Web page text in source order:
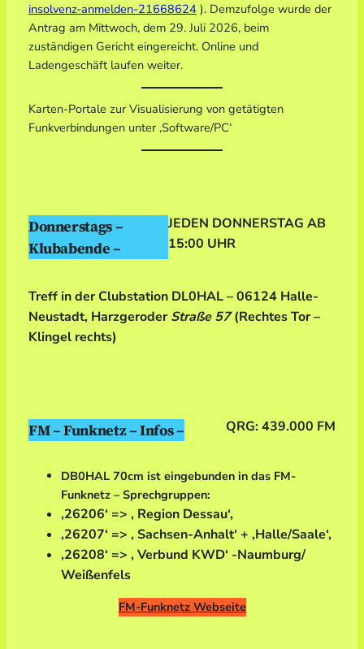
insolvenz-anmelden-21668624). Demzufolge wurde der
Antrag am Mittwoch, dem 29. Juli 2026, beim
zuständigen Gericht eingereicht. Online und
Ladengeschäft laufen weiter.
Karten-Portale zur Visualisierung von getätigten
Funkverbindungen unter ‚Software/PC‘
Donnerstags –
Klubabende –
JEDEN DONNERSTAG AB
15:00 UHR
Treff in der Clubstation DL0HAL – 06124 Halle-
Neustadt, HarzgeroderStraße 57(Rechtes Tor –
Klingel rechts)
FM – Funknetz – Infos – QRG: 439.000 FM
DB0HAL 70cm ist eingebunden in das FM-
Funknetz – Sprechgruppen:
‚26206‘ => ‚ Region Dessau‘,
‚26207‘ => ‚ Sachsen-Anhalt‘ + ‚Halle/Saale‘,
‚26208‘ => ‚ Verbund KWD‘ -Naumburg/
Weißenfels
FM-Funknetz Webseite